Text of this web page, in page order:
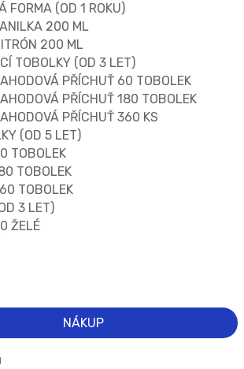
FORMA (OD 1 ROKU)
200 ML
200 ML
TOBOLKY (OD 3 LET)
PŘÍCHUŤ 60 TOBOLEK
PŘÍCHUŤ 180 TOBOLEK
PŘÍCHUŤ 360 KS
(OD 5 LET)
TOBOLEK
TOBOLEK
TOBOLEK
3 LET)
ŽELÉ
NÁKUP